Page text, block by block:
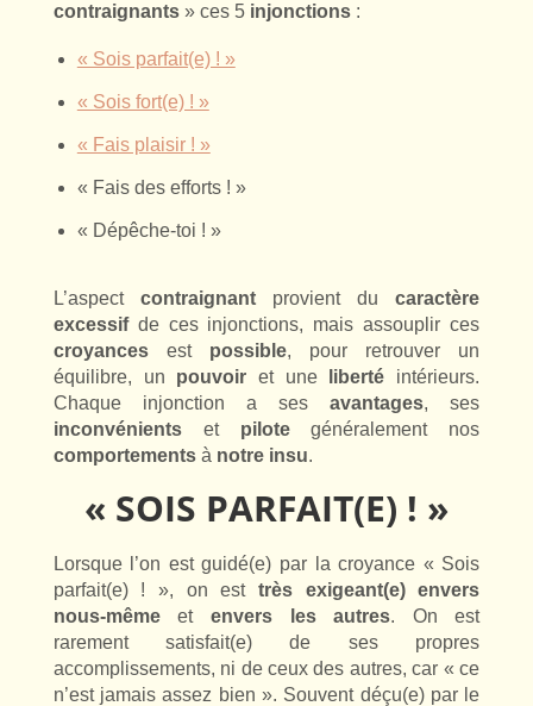
contraignants» ces 5 injonctions :
« Sois parfait(e) ! »
« Sois fort(e) ! »
« Fais plaisir ! »
« Fais des efforts ! »
« Dépêche-toi ! »
L’aspect contraignantprovient ducaractère
excessifde ces injonctions, mais assouplir ces
croyancesest possible, pour retrouver un
équilibre, un pouvoir et uneliberté intérieurs.
Chaque injonction a sesavantages, ses
inconvénientset pilotegénéralement nos
comportements à notre insu.
« SOIS PARFAIT(E) ! »
Lorsque l’on est guidé(e) par la croyance « Sois
parfait(e) ! », on est très exigeant(e) envers
nous-mêmeet envers les autres. On est
rarement satisfait(e) de ses propres
accomplissements, ni de ceux des autres, car « ce
n’est jamais assez bien ». Souvent déçu(e) par le